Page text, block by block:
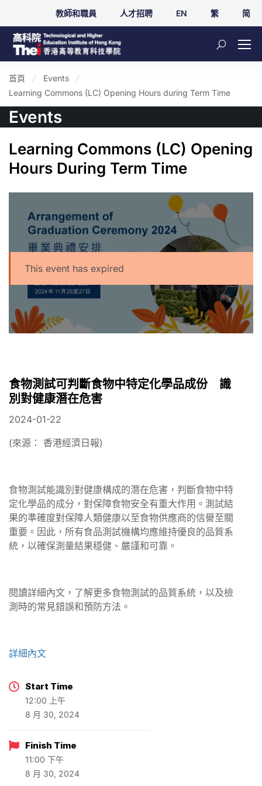
教師和職員 人才招聘 EN 繁 简
首頁
Events
Learning Commons (LC) Opening Hours during Term Time
Events
Learning Commons (LC) Opening
Hours During Term Time
This event has expired
食物測試可判斷食物中特定化學品成份 識
別對健康潛在危害
2024-01-22
(來源： 香港經濟日報)
食物測試能識別對健康構成的潛在危害，判斷食物中特
定化學品的成分，對保障食物安全有重大作用。測試結
果的準確度對保障人類健康以至食物供應商的信譽至關
重要。因此，所有食品測試機構均應維持優良的品質系
統，以確保測量結果穩健、嚴謹和可靠。
閱讀詳細內文，了解更多食物測試的品質系統，以及檢
測時的常見錯誤和預防方法。
詳細內文
Start Time
12:00 上午
8 月 30, 2024
Finish Time
11:00 下午
8 月 30, 2024